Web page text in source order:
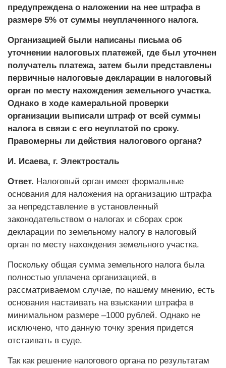
предупреждена о наложении на нее штрафа в
размере 5% от суммы неуплаченного налога.
Организацией были написаны письма об
уточнении налоговых платежей, где был уточнен
получатель платежа, затем были представлены
первичные налоговые декларации в налоговый
орган по месту нахождения земельного участка.
Однако в ходе камеральной проверки
организации выписали штраф от всей суммы
налога в связи с его неуплатой по сроку.
Правомерны ли действия налогового органа?
И. Исаева, г. Электросталь
Ответ. Налоговый орган имеет формальные
основания для наложения на организацию штрафа
за непредставление в установленный
законодательством о налогах и сборах срок
декларации по земельному налогу в налоговый
орган по месту нахождения земельного участка.
Поскольку общая сумма земельного налога была
полностью уплачена организацией, в
рассматриваемом случае, по нашему мнению, есть
основания настаивать на взыскании штрафа в
минимальном размере –1000 рублей. Однако не
исключено, что данную точку зрения придется
отстаивать в суде.
Так как решение налогового органа по результатам